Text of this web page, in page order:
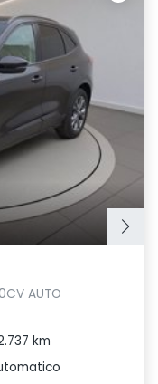
AUTO
km